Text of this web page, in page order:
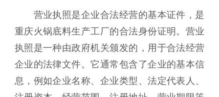
营业执照是企业合法经营的基本证件，是
重庆火锅底料生产工厂的合法身份证明。营业
执照是一种由政府机关颁发的，用于合法经营
企业的法律文件。它通常包含了企业的基本信
息，例如企业名称、企业类型、法定代表人、